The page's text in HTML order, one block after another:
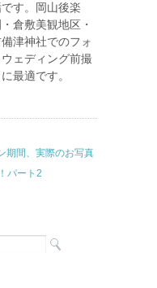
す。岡山後楽
・倉敷美観地区・
津神社でのフォ
ウェディング前撮
に最適です。
期間、実際のお写真
パート2